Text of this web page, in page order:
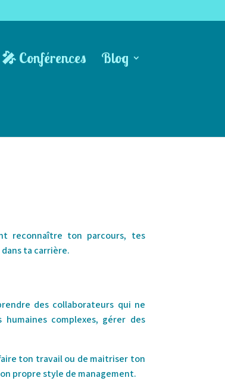
🎤 Conférences Blog
reconnaître ton parcours, tes
ta carrière.
des collaborateurs qui ne
complexes, gérer des
ton travail ou de maitriser ton
propre style de management.